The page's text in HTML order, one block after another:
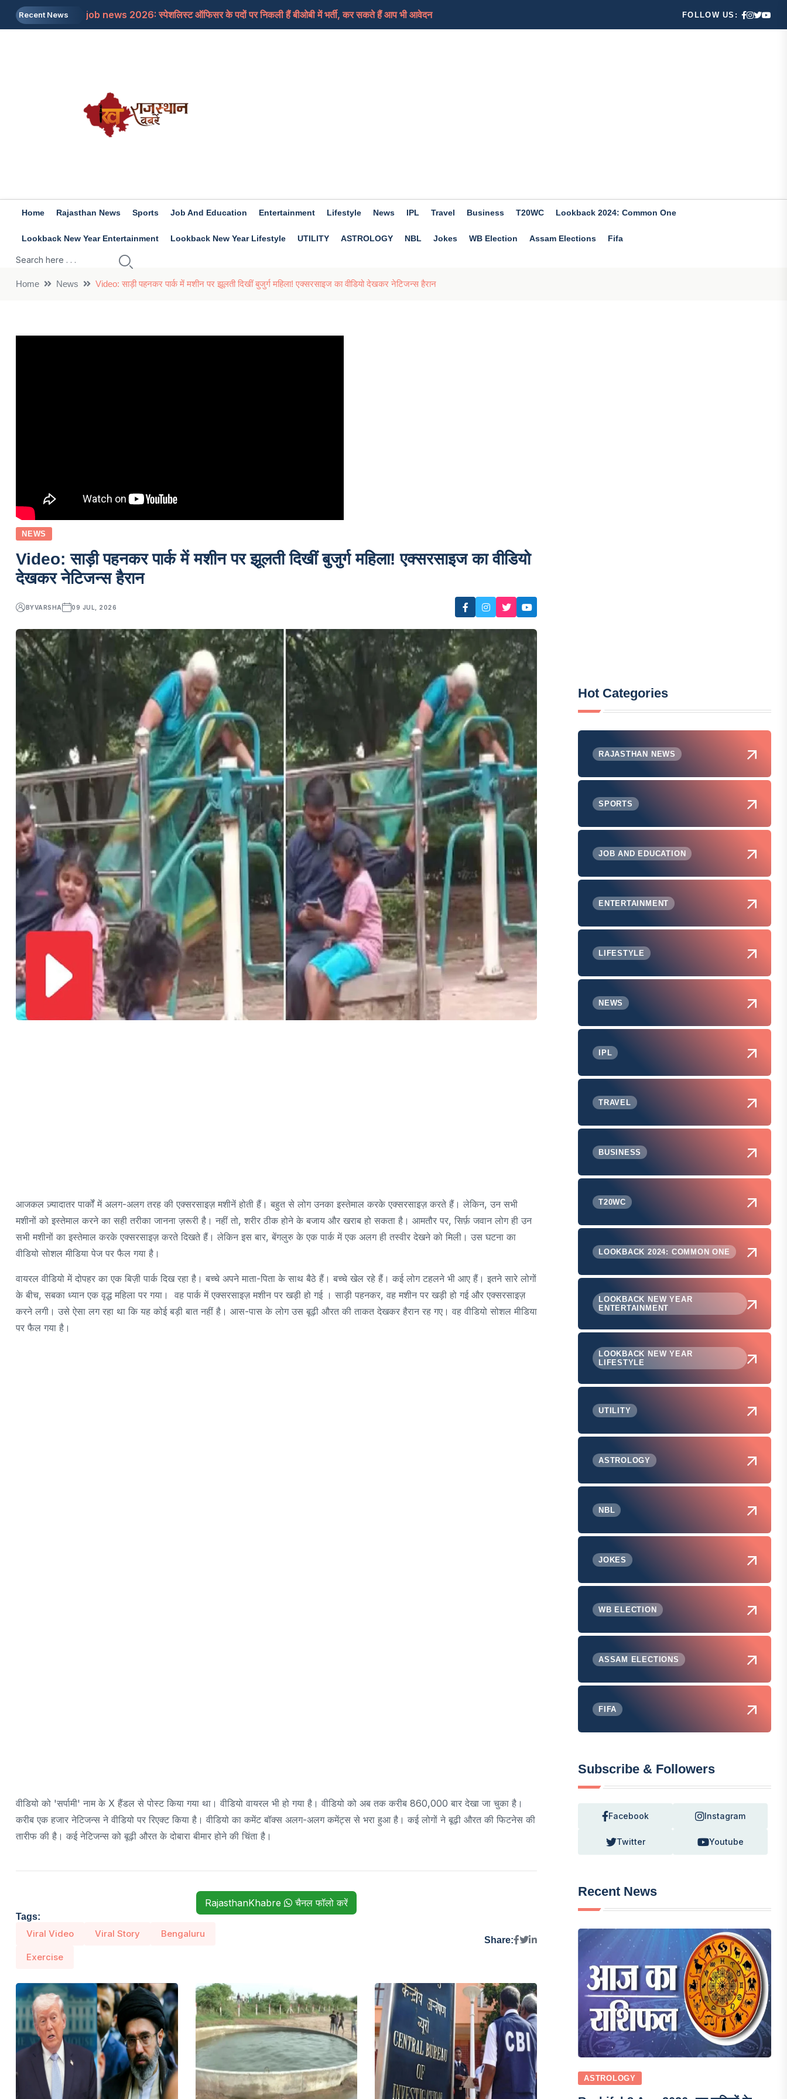
Recent News
job news 2026: स्पेशलिस्ट ऑफिसर के पदों पर निकली हैं बीओबी में भर्ती, कर सकते हैं आप भी आवेदन
Rashifal 8 aug 2026: इन राशियों के जातकों के लिए दिन होगा शुभ, हो सकता हैं आर्थिक लाभ, जाने क्या कहत...
FOLLOW US:
Home Rajasthan News Sports Job And Education Entertainment Lifestyle News IPL Travel Business T20WC Lookback 2024: Common One
Lookback New Year Entertainment Lookback New Year Lifestyle UTILITY ASTROLOGY NBL Jokes WB Election Assam Elections Fifa
Home News Video: साड़ी पहनकर पार्क में मशीन पर झूलती दिखीं बुजुर्ग महिला! एक्सरसाइज का वीडियो देखकर नेटिजन्स हैरान
NEWS
Video: साड़ी पहनकर पार्क में मशीन पर झूलती दिखीं बुजुर्ग महिला! एक्सरसाइज का वीडियो
देखकर नेटिजन्स हैरान
BYVARSHA 09 JUL, 2026
आजकल ज़्यादातर पार्कों में अलग-अलग तरह की एक्सरसाइज़ मशीनें होती हैं। बहुत से लोग उनका इस्तेमाल करके एक्सरसाइज़ करते हैं। लेकिन, उन सभी
मशीनों को इस्तेमाल करने का सही तरीका जानना ज़रूरी है। नहीं तो, शरीर ठीक होने के बजाय और खराब हो सकता है। आमतौर पर, सिर्फ़ जवान लोग ही उन
सभी मशीनों का इस्तेमाल करके एक्सरसाइज़ करते दिखते हैं। लेकिन इस बार, बेंगलुरु के एक पार्क में एक अलग ही तस्वीर देखने को मिली। उस घटना का
वीडियो सोशल मीडिया पेज पर फैल गया है।
वायरल वीडियो में दोपहर का एक बिज़ी पार्क दिख रहा है। बच्चे अपने माता-पिता के साथ बैठे हैं। बच्चे खेल रहे हैं। कई लोग टहलने भी आए हैं। इतने सारे लोगों
के बीच, सबका ध्यान एक वृद्ध महिला पर गया। वह पार्क में एक्सरसाइज़ मशीन पर खड़ी हो गई । साड़ी पहनकर, वह मशीन पर खड़ी हो गई और एक्सरसाइज़
करने लगी। उसे ऐसा लग रहा था कि यह कोई बड़ी बात नहीं है। आस-पास के लोग उस बूढ़ी औरत की ताकत देखकर हैरान रह गए। वह वीडियो सोशल मीडिया
पर फैल गया है।
वीडियो को 'सर्पामी' नाम के X हैंडल से पोस्ट किया गया था। वीडियो वायरल भी हो गया है। वीडियो को अब तक करीब 860,000 बार देखा जा चुका है।
करीब एक हजार नेटिजन्स ने वीडियो पर रिएक्ट किया है। वीडियो का कमेंट बॉक्स अलग-अलग कमेंट्स से भरा हुआ है। कई लोगों ने बूढ़ी औरत की फिटनेस की
तारीफ की है। कई नेटिजन्स को बूढ़ी औरत के दोबारा बीमार होने की चिंता है।
RajasthanKhabre चैनल फॉलो करें
Tags:
Viral Video Viral Story Bengaluru
Exercise
Share:
Hot Categories
RAJASTHAN NEWS
SPORTS
JOB AND EDUCATION
ENTERTAINMENT
LIFESTYLE
NEWS
IPL
TRAVEL
BUSINESS
T20WC
LOOKBACK 2024: COMMON ONE
LOOKBACK NEW YEAR
ENTERTAINMENT
LOOKBACK NEW YEAR
LIFESTYLE
UTILITY
ASTROLOGY
NBL
JOKES
WB ELECTION
ASSAM ELECTIONS
FIFA
Subscribe & Followers
Facebook Instagram
Twitter Youtube
Recent News
ASTROLOGY